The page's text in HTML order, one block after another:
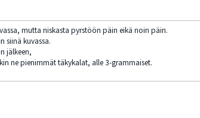
mutta niskasta pyrstöön päin eikä noin päin.
siinä kuvassa.
jälkeen,
ne pienimmät täkykalat, alle 3-grammaiset.